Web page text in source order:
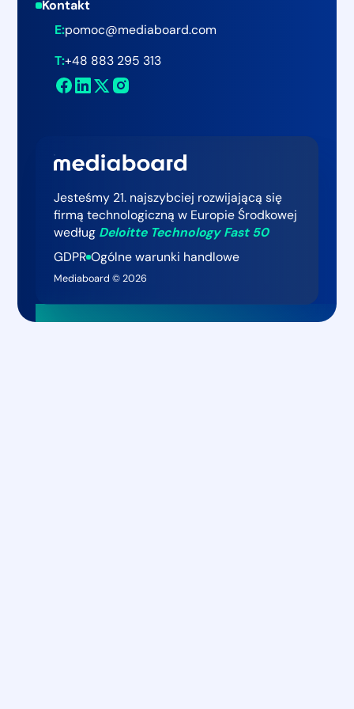
Mediaboard Insights
Agencje
Sektor publiczny
Webinary i wydarzenia
Historie klientów
Cennik
Kariera
Newsroom
Kontakt
Kontakt
E:pomoc@mediaboard.com
T:+48 883 295 313
Jesteśmy 21. najszybciej rozwijającą się
firmą technologiczną w Europie Środkowej
według Deloitte Technology Fast 50
GDPR Ogólne warunki handlowe
Mediaboard ©2026